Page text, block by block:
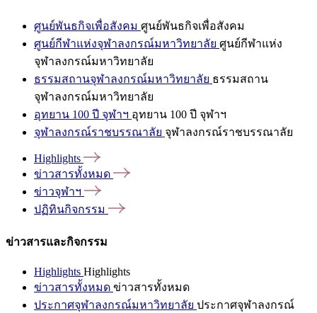
ศูนย์พันธกิจเพื่อสังคม ศูนย์พันธกิจเพื่อสังคม
ศูนย์กีฬาแห่งจุฬาลงกรณ์มหาวิทยาลัย ศูนย์กีฬาแห่ง
จุฬาลงกรณ์มหาวิทยาลัย
ธรรมสถานจุฬาลงกรณ์มหาวิทยาลัย ธรรมสถาน
จุฬาลงกรณ์มหาวิทยาลัย
อุทยาน 100 ปี จุฬาฯ อุทยาน 100 ปี จุฬาฯ
จุฬาลงกรณ์ราชบรรณาลัย จุฬาลงกรณ์ราชบรรณาลัย
Highlights
ข่าวสารทั้งหมด
ข่าวจุฬาฯ
ปฏิทินกิจกรรม
ข่าวสารและกิจกรรม
Highlights Highlights
ข่าวสารทั้งหมด ข่าวสารทั้งหมด
ประกาศจุฬาลงกรณ์มหาวิทยาลัย ประกาศจุฬาลงกรณ์